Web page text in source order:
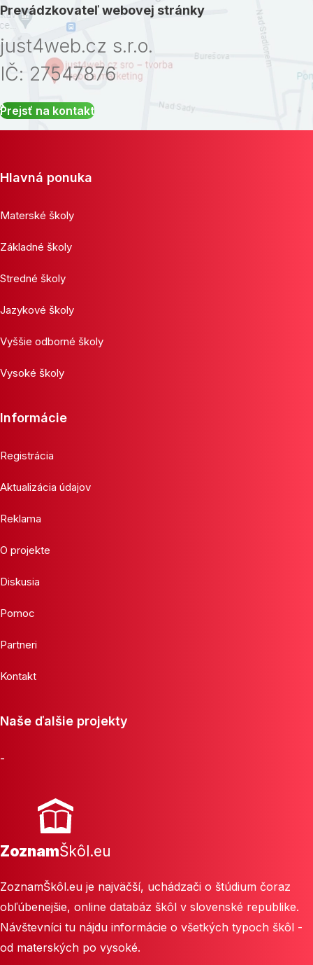
Prevádzkovateľ webovej stránky
just4web.cz s.r.o.
IČ: 27547876
Prejsť na kontakt
Hlavná ponuka
Materské školy
Základné školy
Stredné školy
Jazykové školy
Vyššie odborné školy
Vysoké školy
Informácie
Registrácia
Aktualizácia údajov
Reklama
O projekte
Diskusia
Pomoc
Partneri
Kontakt
Naše ďalšie projekty
-
ZoznamŠkôl.eu
ZoznamŠkôl.eu je najväčší, uchádzači o štúdium čoraz
obľúbenejšie, online databáz škôl v slovenské republike.
Návštevníci tu nájdu informácie o všetkých typoch škôl -
od materských po vysoké.